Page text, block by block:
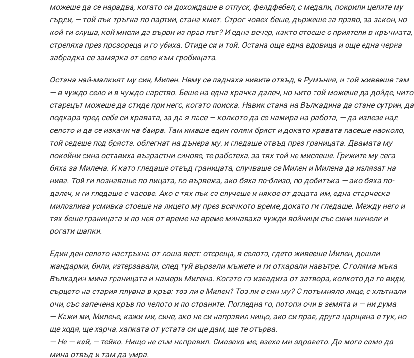
можеше да се нарадва, когато си дохождаше в отпуск, фелдфебел, с медали, покрили целите му
гърди, — той пък тръгна по партии, стана кмет. Строг човек беше, държеше за право, за закон, но
кой ти слуша, кой мисли да върви из прав път? И една вечер, както стоеше с приятели в кръчмата,
стреляха през прозореца и го убиха. Отиде си и той. Остана още една вдовица и още една черна
забрадка се замярка от село към гробищата.
Остана най-малкият му син, Милен. Нему се паднаха нивите отвъд, в Румъния, и той живееше там
— в чуждо село и в чуждо царство. Беше на една крачка далеч, но нито той можеше да дойде, нито
старецът можеше да отиде при него, когато поиска. Навик стана на Вълкадина да стане сутрин, да
подкара пред себе си кравата, за да я пасе — колкото да се намира на работа, — да излезе над
селото и да се изкачи на баира. Там имаше един голям бряст и докато кравата пасеше наоколо,
той седеше под бряста, облегнат на дънера му, и гледаше отвъд през границата. Двамата му
покойни сина оставиха възрастни синове, те работеха, за тях той не мислеше. Грижите му сега
бяха за Милена. И като гледаше отвъд границата, случваше се Милен и Милена да излязат на
нива. Той ги познаваше по лицата, по вървежа, ако бяха по-близо, по добитъка — ако бяха по-
далеч, и ги гледаше с часове. Ако с тях пък се случеше и някое от децата им, една старческа
милозлива усмивка стоеше на лицето му през всичкото време, докато ги гледаше. Между него и
тях беше границата и по нея от време на време минаваха чужди войници със сини шинели и
рогати шапки.
Един ден селото настръхна от лоша вест: отсреща, в селото, гдето живееше Милен, дошли
жандарми, били, изтерзавали, след туй вързали мъжете и ги откарали навътре. С голяма мъка
Вълкадин мина границата и намери Милена. Когато го извадиха от затвора, колкото да го види,
сърцето на стария плувна в кръв: тоз ли е Милен? Тоз ли е син му? С потъмняло лице, с хлътнали
очи, със запечена кръв по челото и по страните. Погледна го, потопи очи в земята и — ни дума.
— Кажи ми, Милене, кажи ми, сине, ако не си направил нищо, ако си прав, друга царщина е тук, но
ще ходя, ще харча, хапката от устата си ще дам, ще те отърва.
— Не — кай, — тейко. Нищо не съм направил. Смазаха ме, взеха ми здравето. Да мога само да
мина отвъд и там да умра.